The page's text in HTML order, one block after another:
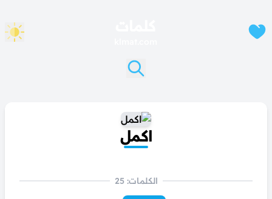
اكمل
الكلمات: 25